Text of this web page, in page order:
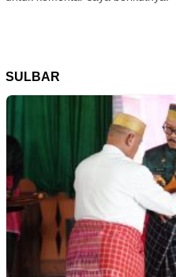
SULBAR